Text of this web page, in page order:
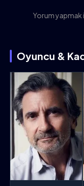
Yorum yapmak
Oyuncu &